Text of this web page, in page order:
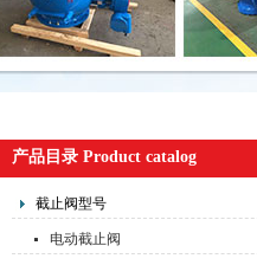
产品目录 Product catalog
截止阀型号
电动截止阀